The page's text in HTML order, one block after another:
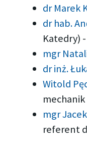
dr Marek
dr hab.
Katedry) -
mgr
dr inż.
Witold
mechanik
mgr
referent